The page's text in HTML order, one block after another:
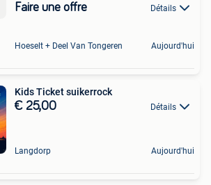
Faire une offre Détails
Hoeselt + Deel Van Tongeren Aujourd'hui
Kids Ticket suikerrock
€ 25,00 Détails
Langdorp Aujourd'hui